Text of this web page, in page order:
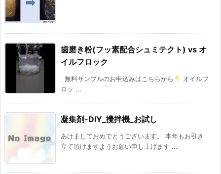
歯磨き粉(フッ素配合シュミテクト) vs オ
イルフロック
無料サンプルのお申込みはこちらから
オイルフ
ロッ ...
凝集剤-DIY_攪拌機_お試し
あけましておめでとうございます。 本年もお引き
立て頂けますようお願い申し上げます ...